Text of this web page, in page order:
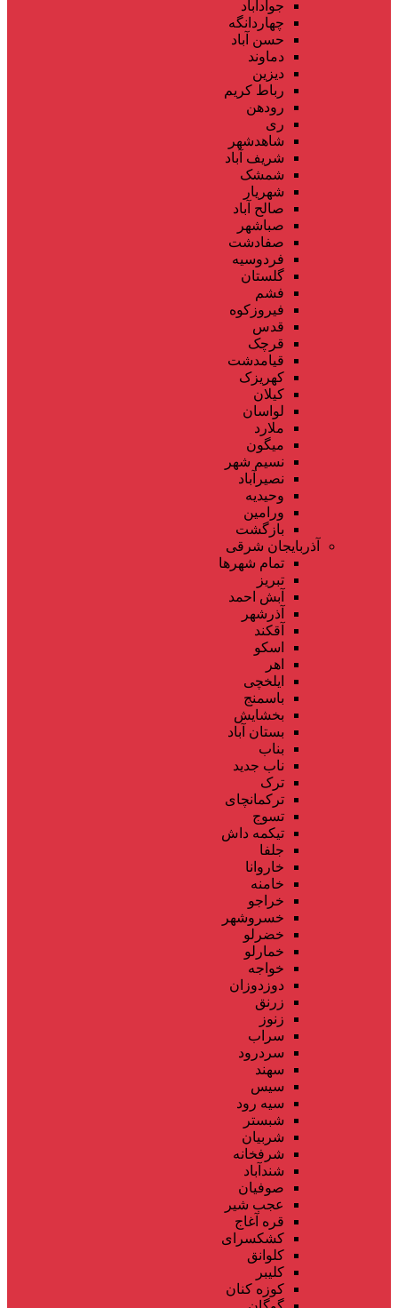
جوادآباد
چهاردانگه
حسن آباد
دماوند
دیزین
رباط کریم
رودهن
ری
شاهدشهر
شریف آباد
شمشک
شهریار
صالح آباد
صباشهر
صفادشت
فردوسیه
گلستان
فشم
فیروزکوه
قدس
قرچک
قیامدشت
کهریزک
کیلان
لواسان
ملارد
میگون
نسیم شهر
نصیرآباد
وحیدیه
ورامین
بازگشت
آذربایجان شرقی
تمام شهر‌ها
تبریز
آبش احمد
آذرشهر
آقکند
اسکو
اهر
ایلخچی
باسمنج
بخشایش
بستان آباد
بناب
ناب جدید
ترک
ترکمانچای
تسوج
تیکمه داش
جلفا
خاروانا
خامنه
خراجو
خسروشهر
خضرلو
خمارلو
خواجه
دوزدوزان
زرنق
زنوز
سراب
سردرود
سهند
سیس
سیه رود
شبستر
شربیان
شرفخانه
شندآباد
صوفیان
عجب شیر
قره آغاج
کشکسرای
کلوانق
کلیبر
کوزه کنان